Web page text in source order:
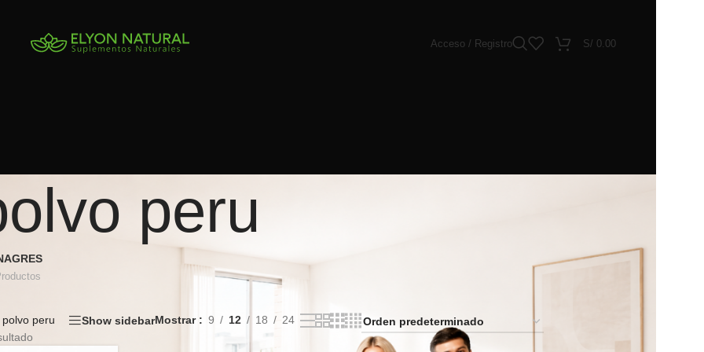
Acceso / Registro S/ 0.00
peru
peru
Show sidebarMostrar 9 12 18 24